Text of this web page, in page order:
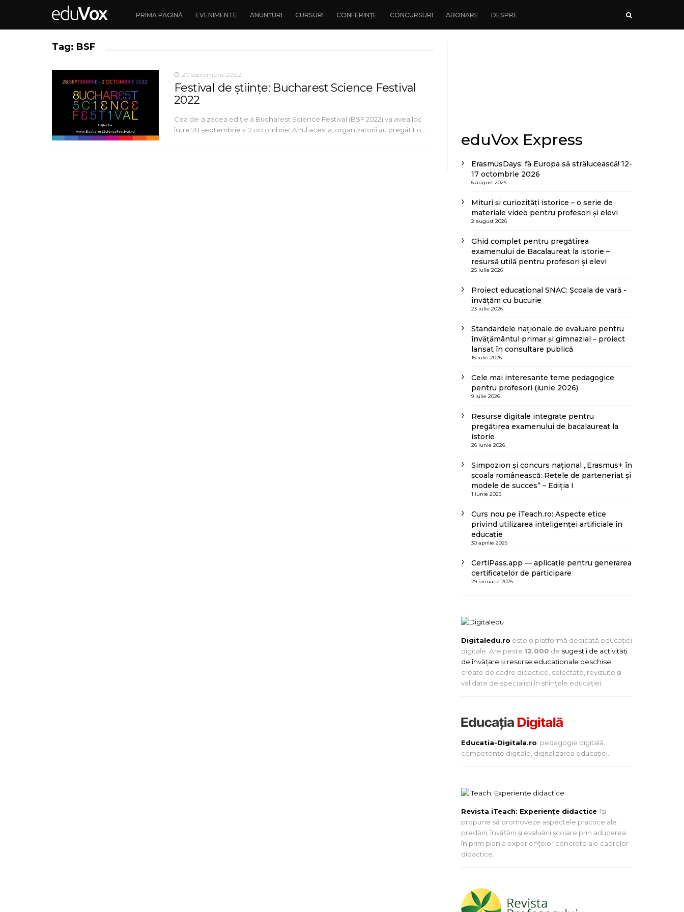
PRIMA PAGINĂ EVENIMENTE ANUNȚURI CURSURI CONFERINȚE CONCURSURI ABONARE DESPRE
Tag: BSF
20 septembrie 2022
Festival de științe: Bucharest Science Festival
2022
Cea de-a zecea ediție a Bucharest Science Festival (BSF 2022) va avea loc
între 28 septembrie și 2 octombrie. Anul acesta, organizatorii au pregătit o …
eduVox Express
ErasmusDays: fă Europa să strălucească! 12-
17 octombrie 2026
6 august 2026
Mituri și curiozități istorice – o serie de
materiale video pentru profesori și elevi
2 august 2026
Ghid complet pentru pregătirea
examenului de Bacalaureat la istorie –
resursă utilă pentru profesori și elevi
25 iulie 2026
Proiect educațional SNAC: Școala de vară -
învățăm cu bucurie
23 iulie 2026
Standardele naționale de evaluare pentru
învățământul primar și gimnazial – proiect
lansat în consultare publică
15 iulie 2026
Cele mai interesante teme pedagogice
pentru profesori (iunie 2026)
9 iulie 2026
Resurse digitale integrate pentru
pregătirea examenului de bacalaureat la
istorie
26 iunie 2026
Simpozion și concurs național „Erasmus+ în
școala românească: Rețele de parteneriat și
modele de succes” – Ediția I
1 iunie 2026
Curs nou pe iTeach.ro: Aspecte etice
privind utilizarea inteligenței artificiale în
educație
30 aprilie 2026
CertiPass.app — aplicație pentru generarea
certificatelor de participare
29 ianuarie 2026
Digitaledu.ro este o platformă dedicată educației
digitale. Are peste 12.000 de sugestii de activități
de învățare și resurse educaționale deschise
create de cadre didactice, selectate, revizuite și
validate de specialiști în științele educației.
Educatia-Digitala.ro: pedagogie digitală,
competențe digitale, digitalizarea educației.
Revista iTeach: Experienţe didactice îşi
propune să promoveze aspectele practice ale
predării, învăţării şi evaluării şcolare prin aducerea
în prim plan a experienţelor concrete ale cadrelor
didactice.